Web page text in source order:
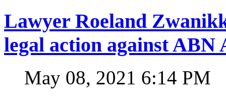
Lawyer Roeland
legal action against
May 08, 2021 6:14 PM